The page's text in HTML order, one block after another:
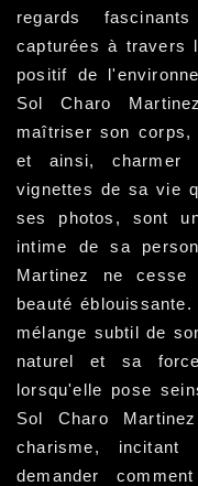
regards
capturées à travers
positif de
Sol Charo
maîtriser son
et ainsi, charmer
vignettes de sa vie
ses photos, sont
intime de sa
Martinez ne
beauté
mélange subtil de
naturel et sa
lorsqu'elle pose
Sol Charo
charisme,
demander